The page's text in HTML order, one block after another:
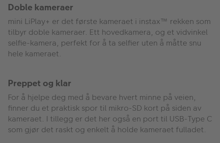
Doble kameraer
mini LiPlay+ er det første kameraet i instax™ rekken som
tilbyr doble kameraer. Ett hovedkamera, og et vidvinkel
selfie-kamera, perfekt for å ta selfier uten å måtte snu
hele kameraet.
Preppet og klar
For å hjelpe deg med å bevare hvert minne på veien,
finner du et praktisk spor til mikro-SD kort på siden av
kameraet. I tillegg er det her også en port til USB-Type C
som gjør det raskt og enkelt å holde kameraet fulladet.